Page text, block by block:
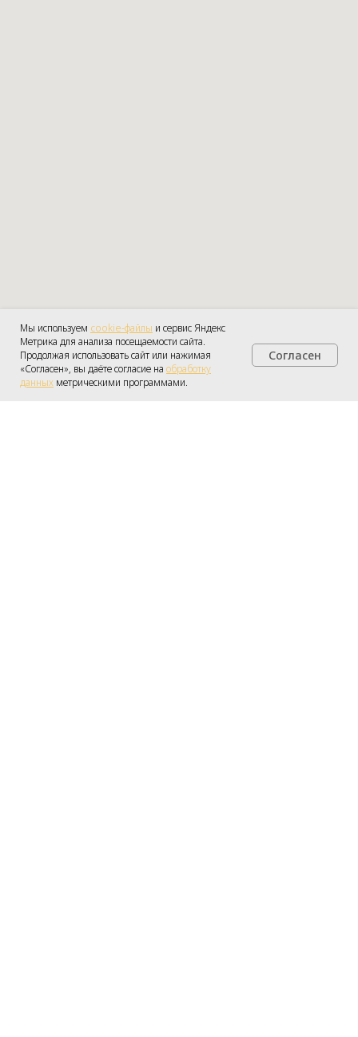
Мы используем cookie-файлы и сервис Яндекс
Метрика для анализа посещаемости сайта.
Продолжая использовать сайт или нажимая
«Согласен», вы даёте согласие на обработку
данных метрическими программами.
Согласен
Получить консультацию